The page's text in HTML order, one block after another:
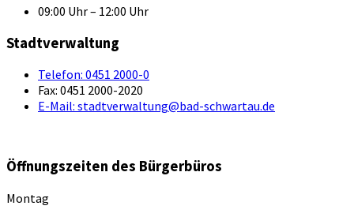
09:00 Uhr – 12:00 Uhr
Stadtverwaltung
Telefon: 0451 2000-0
Fax: 0451 2000-2020
E-Mail: stadtverwaltung@bad-schwartau.de
Öffnungszeiten des Bürgerbüros
Montag